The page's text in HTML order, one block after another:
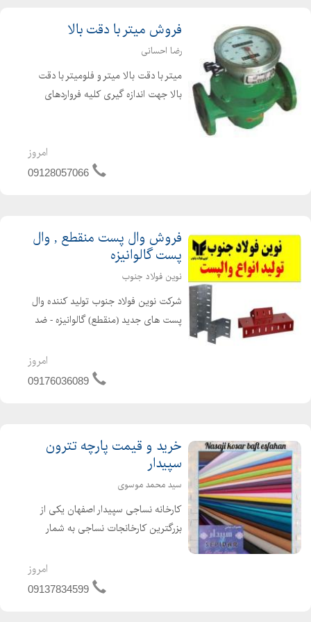
فروش میتر با دقت بالا
رضا احسانی
میتر با دقت بالا میتر و فلومیتر با دقت
بالا جهت اندازه گیری کلیه فرواردهای
دارای سایز 1 تا6 اینچ مشخصات فنی:امروز
09128057066
فروش وال پست منقطع , وال
پست گالوانیزه
نوین فولاد جنوب
شرکت نوین فولاد جنوب تولید کننده وال
پست های جدید (منقطع) گالوانیزه - ضد
ناودانی با طول های 20 ، 30 ، 40 و 50
امروز
09176036089
خرید و قیمت پارچه تترون
سپیدار
سید محمد موسوی
کارخانه نساجی سپیدار اصفهان یکی از
بزرگترین کارخانجات نساجی به شمار
پارچه بیمارستانی ، چادر نمازی ، ملحفه ،
پارچه چیت ،پارچه ترگال و کجراه نیز تولید
امروز
09137834599